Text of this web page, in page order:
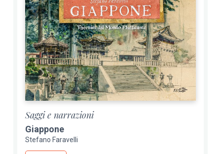
Saggi e narrazioni
Giappone
Stefano Faravelli